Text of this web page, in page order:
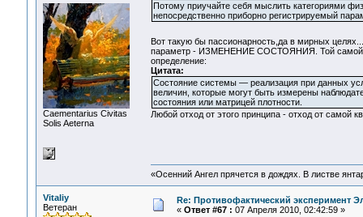
Сaementarius Civitas
Solis Aeterna
Потому приучайте себя мыслить категориями
непосредственно приборно регистрируемый
Вот такую бы пассионарность,да в мирных целях...
параметр - ИЗМЕНЕНИЕ СОСТОЯНИЯ. Той самой
определение:
Цитата:
Состояние системы — реализация при данных
величин, которые могут быть измерены
состояния или матрицей плотности.
Любой отход от этого принципа - отход от самой
«Осенний Ангел прячется в дождях. В листве
Vitaliy
Ветеран
Re: Противофактический эксперимент
« Ответ #67 : 07 Апреля 2010, 02:42:59 »